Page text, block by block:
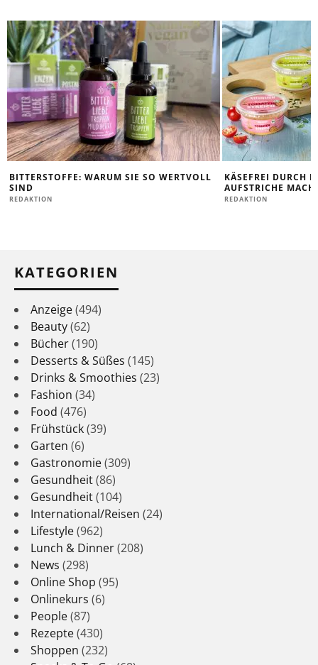
BITTERSTOFFE: WARUM SIE SO WERTVOLL
SIND
REDAKTION
KÄSEFREI DURCH
AUFSTRICHE
REDAKTION
KATEGORIEN
Anzeige(494)
Beauty(62)
Bücher(190)
Desserts & Süßes (145)
Drinks & Smoothies (23)
Fashion (34)
Food (476)
Frühstück(39)
Garten (6)
Gastronomie(309)
Gesundheit(86)
Gesundheit(104)
International/Reisen (24)
Lifestyle(962)
Lunch & Dinner(208)
News (298)
Online Shop (95)
Onlinekurs (6)
People(87)
Rezepte(430)
Shoppen (232)